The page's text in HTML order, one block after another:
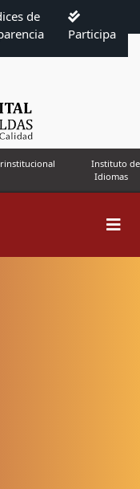
de
Participa
Instituto de
Idiomas